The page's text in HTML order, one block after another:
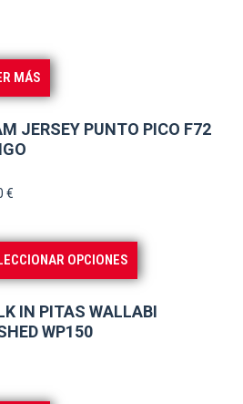
elegir
producto
MÁS
JERSEY PUNTO PICO F72
€
OPCIONES
producto
tiene
IN PITAS WALLABI
WP150